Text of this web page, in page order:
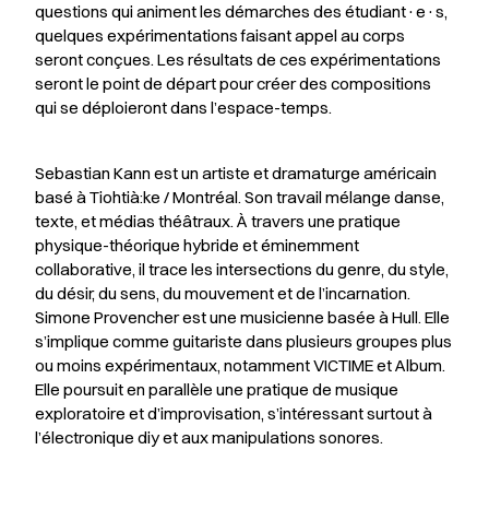
questions qui animent les démarches des étudiant·e·s,
quelques expérimentations faisant appel au corps
seront conçues. Les résultats de ces expérimentations
seront le point de départ pour créer des compositions
qui se déploieront dans l’espace-temps.
Sebastian Kann est un artiste et dramaturge américain
basé à Tiohtià:ke / Montréal. Son travail mélange danse,
texte, et médias théâtraux. À travers une pratique
physique-théorique hybride et éminemment
collaborative, il trace les intersections du genre, du style,
du désir, du sens, du mouvement et de l’incarnation.
Simone Provencher est une musicienne basée à Hull. Elle
s’implique comme guitariste dans plusieurs groupes plus
ou moins expérimentaux, notamment VICTIME et Album.
Elle poursuit en parallèle une pratique de musique
exploratoire et d’improvisation, s’intéressant surtout à
l’électronique diy et aux manipulations sonores.